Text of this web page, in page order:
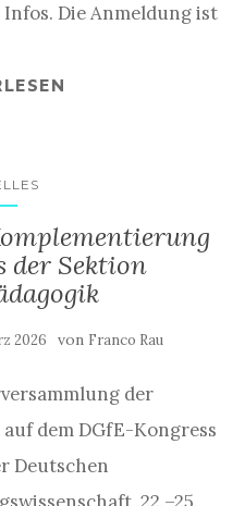
Die Anmeldung ist
der Sektion
2026 von Franco Rau
der
dem DGfE-Kongress
Deutschen